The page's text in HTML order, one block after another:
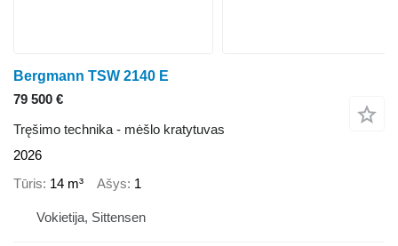
Bergmann TSW 2140 E
79 500 €
Tręšimo technika - mėšlo kratytuvas
2026
Tūris 14 m³ Ašys 1
Vokietija, Sittensen